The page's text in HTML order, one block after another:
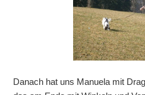
Danach hat uns Manuela mit